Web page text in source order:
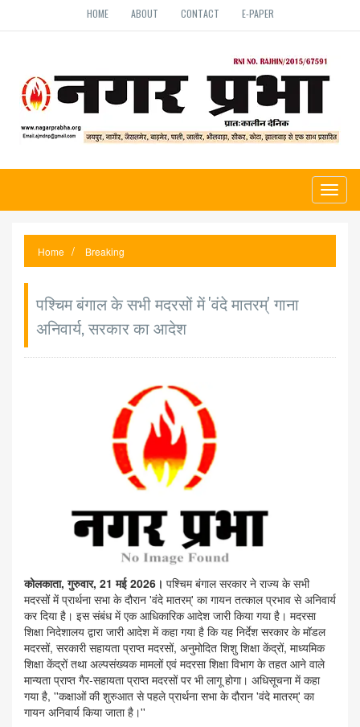
HOME ABOUT CONTACT E-PAPER
Home Breaking
पश्चिम बंगाल के सभी मदरसों में 'वंदे मातरम्' गाना
अनिवार्य, सरकार का आदेश
कोलकाता, गुरुवार, 21 मई 2026। पश्चिम बंगाल सरकार ने राज्य के सभी
मदरसों में प्रार्थना सभा के दौरान 'वंदे मातरम्' का गायन तत्काल प्रभाव से अनिवार्य
कर दिया है। इस संबंध में एक आधिकारिक आदेश जारी किया गया है। मदरसा
शिक्षा निदेशालय द्वारा जारी आदेश में कहा गया है कि यह निर्देश सरकार के मॉडल
मदरसों, सरकारी सहायता प्राप्त मदरसों, अनुमोदित शिशु शिक्षा केंद्रों, माध्यमिक
शिक्षा केंद्रों तथा अल्पसंख्यक मामलों एवं मदरसा शिक्षा विभाग के तहत आने वाले
मान्यता प्राप्त गैर-सहायता प्राप्त मदरसों पर भी लागू होगा। अधिसूचना में कहा
गया है, ''कक्षाओं की शुरुआत से पहले प्रार्थना सभा के दौरान 'वंदे मातरम्' का
गायन अनिवार्य किया जाता है।''